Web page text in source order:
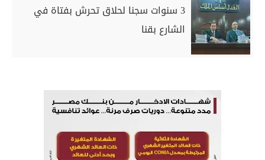
3 سنوات سجنا لحلاق تحرش بفتاة في
الشارع بقنا